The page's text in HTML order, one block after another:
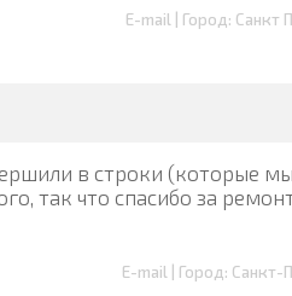
E-mail | Город: Санкт
в строки (которые
так что спасибо за
E-mail | Город: Санкт-